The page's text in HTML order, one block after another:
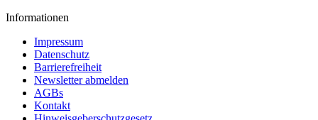
Informationen
Impressum
Datenschutz
Barrierefreiheit
Newsletter abmelden
AGBs
Kontakt